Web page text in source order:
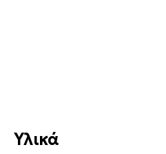
Υλικά